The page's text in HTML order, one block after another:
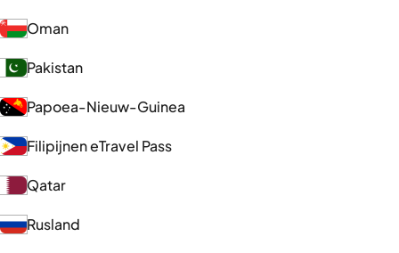
Oman
Pakistan
Papoea-Nieuw-Guinea
Filipijnen eTravel Pass
Qatar
Rusland